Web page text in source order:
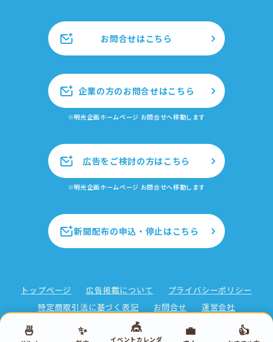
お問合せはこちら
企業の方のお問合せはこちら
※明光企画ホームページ お問合せへ移動します
広告をご検討の方はこちら
※明光企画ホームページ お問合せへ移動します
新聞配布の申込・停止はこちら
🍜 ✨ 🎪
イベントカレンダ
💼 👍
トップページ 広告掲載について
プライバシーポリシー
特定商取引法に基づく表記
お問合せ 運営会社
Copyright ©2026 株式会社明光企画 All rights reserved.